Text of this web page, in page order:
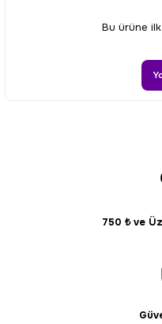
Ürün resmi kalitesiz,
Ürün bilgilerinde hatalar
Bu ürüne
750 ₺ ve